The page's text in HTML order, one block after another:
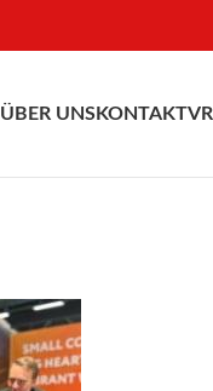
ÜBER UNSKONTAKT